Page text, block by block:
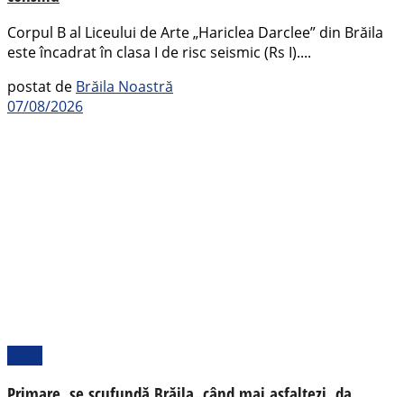
Corpul B al Liceului de Arte „Hariclea Darclee” din Brăila
este încadrat în clasa I de risc seismic (Rs I)....
postat de Brăila Noastră
07/08/2026